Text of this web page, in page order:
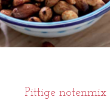
Pittige notenmix